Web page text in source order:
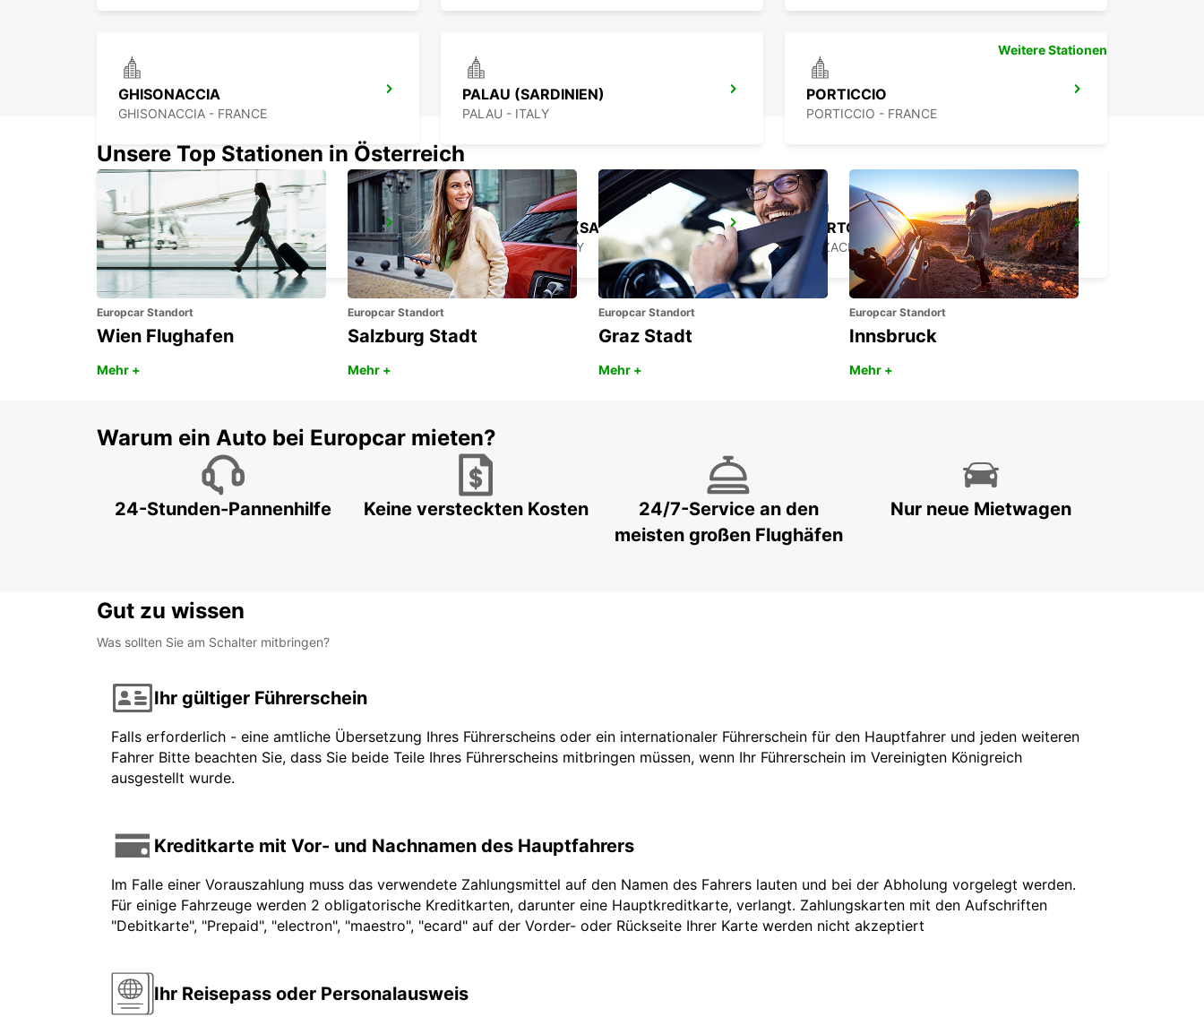
GHISONACCIA
GHISONACCIA - FRANCE
PALAU (SARDINIEN)
PALAU - ITALY
PORTICCIO
PORTICCIO - FRANCE
AJACCIO FLUGHAFEN
AJACCIO - FRANCE
BAIA SARDINIA (SARDINIEN)
ARZACHENA - ITALY
PORTO CERVO (SARDINIEN)
ARZACHENA - ITALY
Weitere Stationen
Unsere Top Stationen in Österreich
Europcar Standort
Wien Flughafen
Mehr +
Europcar Standort
Salzburg Stadt
Mehr +
Europcar Standort
Graz Stadt
Mehr +
Europcar Standort
Innsbruck
Mehr +
Warum ein Auto bei Europcar mieten?
24-Stunden-Pannenhilfe Keine versteckten Kosten
24/7-Service an den
meisten großen Flughäfen
Nur neue Mietwagen
Gut zu wissen
Was sollten Sie am Schalter mitbringen?
Ihr gültiger Führerschein
Falls erforderlich - eine amtliche Übersetzung Ihres Führerscheins oder ein internationaler Führerschein für den Hauptfahrer und jeden weiteren
Fahrer Bitte beachten Sie, dass Sie beide Teile Ihres Führerscheins mitbringen müssen, wenn Ihr Führerschein im Vereinigten Königreich
ausgestellt wurde.
Kreditkarte mit Vor- und Nachnamen des Hauptfahrers
Im Falle einer Vorauszahlung muss das verwendete Zahlungsmittel auf den Namen des Fahrers lauten und bei der Abholung vorgelegt werden.
Für einige Fahrzeuge werden 2 obligatorische Kreditkarten, darunter eine Hauptkreditkarte, verlangt. Zahlungskarten mit den Aufschriften
"Debitkarte", "Prepaid", "electron", "maestro", "ecard" auf der Vorder- oder Rückseite Ihrer Karte werden nicht akzeptiert
Ihr Reisepass oder Personalausweis